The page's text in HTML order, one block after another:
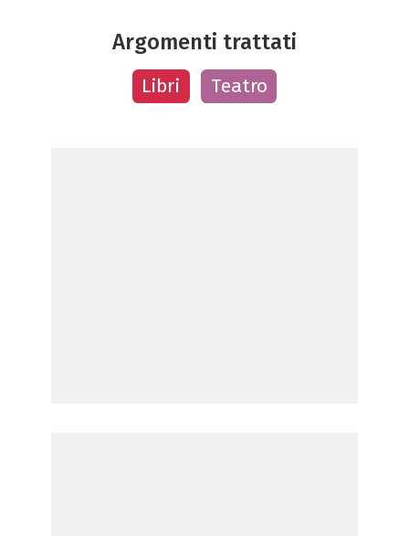
Argomenti trattati
Libri Teatro